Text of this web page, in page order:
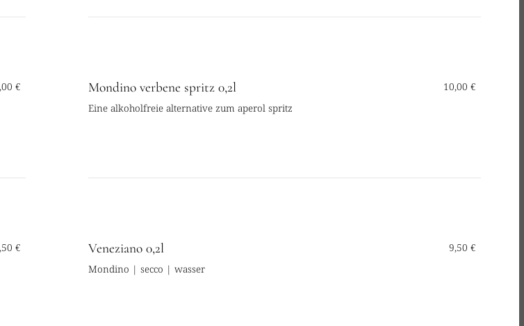
€ Mondino verbene spritz 0,2l
Eine alkoholfreie alternative zum aperol spritz
10,00 €
€ Veneziano 0,2l
Mondino | secco | wasser
9,50 €